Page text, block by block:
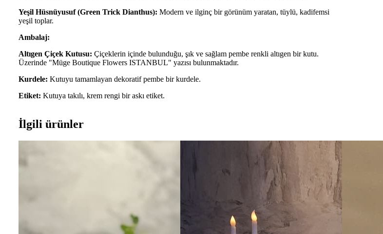
Yeşil Hüsnüyusuf (Green Trick Dianthus): Modern ve ilginç bir görünüm yaratan, tüylü, kadifemsi
yeşil toplar.
Ambalaj:
Altıgen Çiçek Kutusu: Çiçeklerin içinde bulunduğu, şık ve sağlam pembe renkli altıgen bir kutu.
Üzerinde "Müge Boutique Flowers ISTANBUL" yazısı bulunmaktadır.
Kurdele: Kutuyu tamamlayan dekoratif pembe bir kurdele.
Etiket: Kutuya takılı, krem rengi bir askı etiket.
İlgili ürünler